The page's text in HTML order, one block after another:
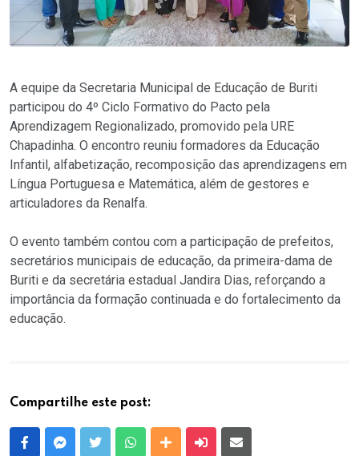
A equipe da Secretaria Municipal de Educação de Buriti
participou do 4º Ciclo Formativo do Pacto pela
Aprendizagem Regionalizado, promovido pela URE
Chapadinha. O encontro reuniu formadores da Educação
Infantil, alfabetização, recomposição das aprendizagens em
Língua Portuguesa e Matemática, além de gestores e
articuladores da Renalfa.
O evento também contou com a participação de prefeitos,
secretários municipais de educação, da primeira-dama de
Buriti e da secretária estadual Jandira Dias, reforçando a
importância da formação continuada e do fortalecimento da
educação.
Compartilhe este post:
FacebookMessenger
Twitter WhatsappOutras MídiasEnviar para um amigo